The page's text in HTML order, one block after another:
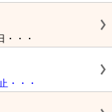
・・・
・・・